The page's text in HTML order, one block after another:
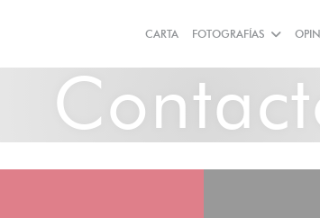
CARTA FOTOGRAFÍAS